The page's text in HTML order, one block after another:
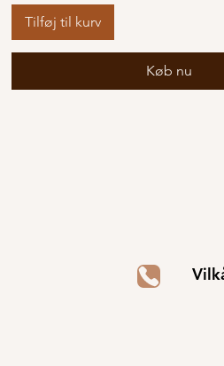
Tilføj til kurv
Køb nu